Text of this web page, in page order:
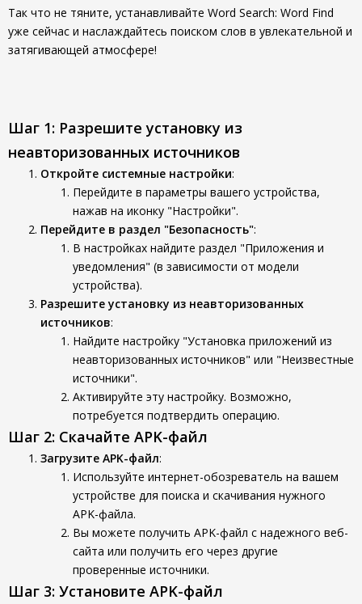
Так что не тяните, устанавливайте Word Search: Word Find
уже сейчас и наслаждайтесь поиском слов в увлекательной и
затягивающей атмосфере!
Шаг 1: Разрешите установку из
неавторизованных источников
Откройте системные настройки:
Перейдите в параметры вашего устройства,
нажав на иконку "Настройки".
Перейдите в раздел "Безопасность":
В настройках найдите раздел "Приложения и
уведомления" (в зависимости от модели
устройства).
Разрешите установку из неавторизованных
источников:
Найдите настройку "Установка приложений из
неавторизованных источников" или "Неизвестные
источники".
Активируйте эту настройку. Возможно,
потребуется подтвердить операцию.
Шаг 2: Скачайте APK-файл
Загрузите APK-файл:
Используйте интернет-обозреватель на вашем
устройстве для поиска и скачивания нужного
APK-файла.
Вы можете получить APK-файл с надежного веб-
сайта или получить его через другие
проверенные источники.
Шаг 3: Установите APK-файл